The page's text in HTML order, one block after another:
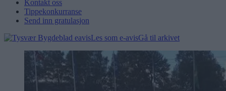
Kontakt oss
Tippekonkurranse
Send inn gratulasjon
Les som e-avisGå til arkivet